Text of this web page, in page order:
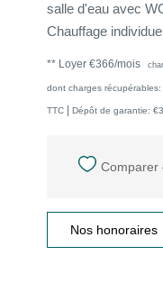
salle d'eau avec
Chauffage
** Loyer €366/mois
dont charges
TTC Dépôt de garantie:
Comparer
Nos honoraires